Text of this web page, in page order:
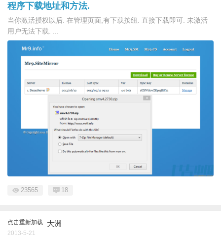
程序下载地址和方法.
当你激活授权以后. 在管理页面,有下载按纽. 直接下载即可. 未激活
用户无法下载. ...
23565 18
点击重新加载 大洲
2013-5-21